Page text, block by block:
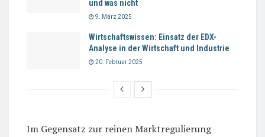
und was nicht
9. März 2025
Wirtschaftswissen: Einsatz der EDX-
Analyse in der Wirtschaft und Industrie
20. Februar 2025
Im Gegensatz zur reinen Marktregulierung